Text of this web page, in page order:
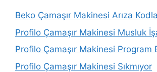
Beko Çamaşır Makinesi Arıza
Profilo Çamaşır Makinesi Musluk
Profilo Çamaşır Makinesi Program
Profilo Çamaşır Makinesi Sıkmıyor